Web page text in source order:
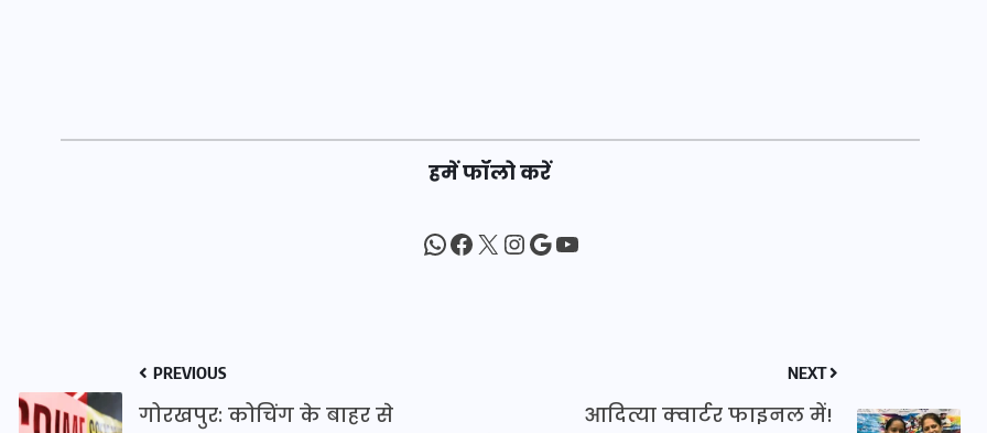
हमें फॉलो करें
WhatsApp
Facebook
X Instagram
Google
YouTube
PREVIOUS
गोरखपुर: कोचिंग के बाहर से
NEXT
आदित्या क्वार्टर फाइनल में!